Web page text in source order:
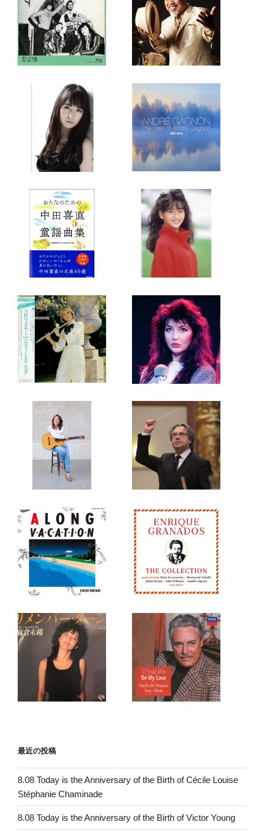
最近の投稿
8.08 Today is the Anniversary of the Birth of Cécile Louise
Stéphanie Chaminade
8.08 Today is the Anniversary of the Birth of Victor Young